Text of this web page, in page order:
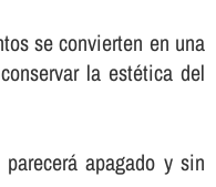
se convierten en una
la estética del
apagado y sin